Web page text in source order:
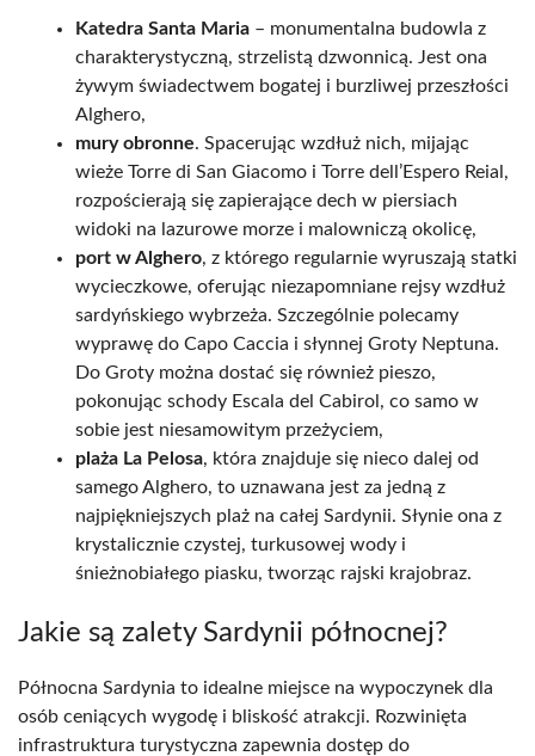
Katedra Santa Maria – monumentalna budowla z
charakterystyczną, strzelistą dzwonnicą. Jest ona
żywym świadectwem bogatej i burzliwej przeszłości
Alghero,
mury obronne. Spacerując wzdłuż nich, mijając
wieże Torre di San Giacomo i Torre dell’Espero Reial,
rozpościerają się zapierające dech w piersiach
widoki na lazurowe morze i malowniczą okolicę,
port w Alghero, z którego regularnie wyruszają statki
wycieczkowe, oferując niezapomniane rejsy wzdłuż
sardyńskiego wybrzeża. Szczególnie polecamy
wyprawę do Capo Caccia i słynnej Groty Neptuna.
Do Groty można dostać się również pieszo,
pokonując schody Escala del Cabirol, co samo w
sobie jest niesamowitym przeżyciem,
plaża La Pelosa, która znajduje się nieco dalej od
samego Alghero, to uznawana jest za jedną z
najpiękniejszych plaż na całej Sardynii. Słynie ona z
krystalicznie czystej, turkusowej wody i
śnieżnobiałego piasku, tworząc rajski krajobraz.
Jakie są zalety Sardynii północnej?
Północna Sardynia to idealne miejsce na wypoczynek dla
osób ceniących wygodę i bliskość atrakcji. Rozwinięta
infrastruktura turystyczna zapewnia dostęp do